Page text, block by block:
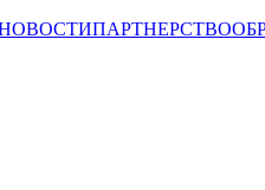
ПАРТНЕРСТВО